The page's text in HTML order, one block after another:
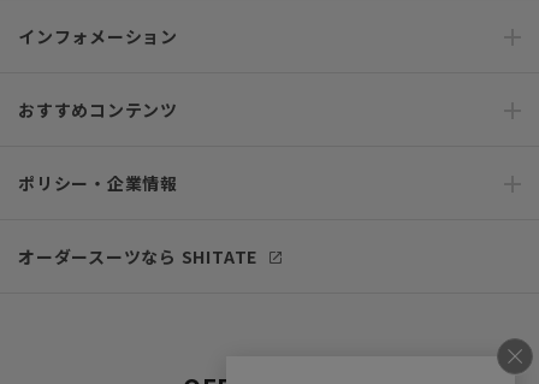
インフォメーション
おすすめコンテンツ
ポリシー・企業情報
オーダースーツなら SHITATE